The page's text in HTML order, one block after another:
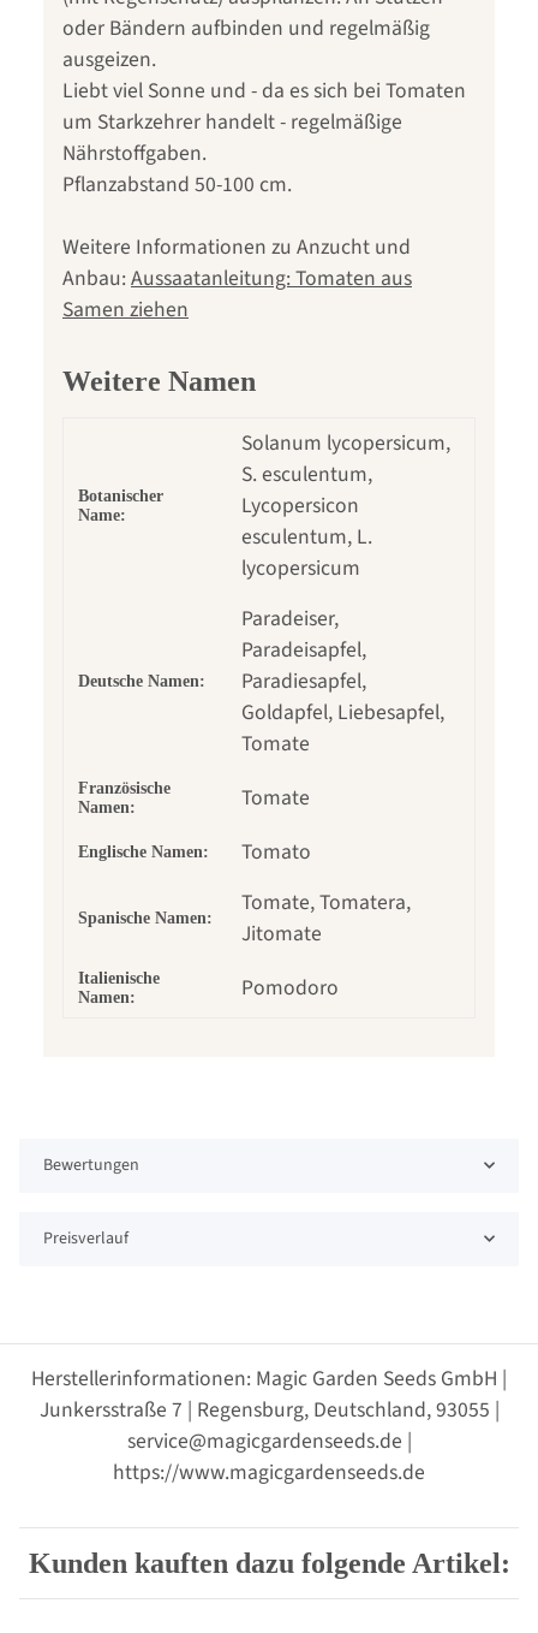
oder Bändern aufbinden und regelmäßig
ausgeizen.
Liebt viel Sonne und - da es sich bei Tomaten
um Starkzehrer handelt - regelmäßige
Nährstoffgaben.
Pflanzabstand 50-100 cm.
Weitere Informationen zu Anzucht und
Anbau: Aussaatanleitung: Tomaten aus
Samen ziehen
Weitere Namen
Botanischer
Name:
Solanum lycopersicum,
S. esculentum,
Lycopersicon
esculentum, L.
lycopersicum
Deutsche Namen:
Paradeiser,
Paradeisapfel,
Paradiesapfel,
Goldapfel, Liebesapfel,
Tomate
Französische
Namen:
Tomate
Englische Namen: Tomato
Spanische Namen:
Tomate, Tomatera,
Jitomate
Italienische
Namen:
Pomodoro
Bewertungen
Preisverlauf
Herstellerinformationen: Magic Garden Seeds GmbH |
Junkersstraße 7 | Regensburg, Deutschland, 93055 |
service@magicgardenseeds.de |
https://www.magicgardenseeds.de
Kunden kauften dazu folgende Artikel: